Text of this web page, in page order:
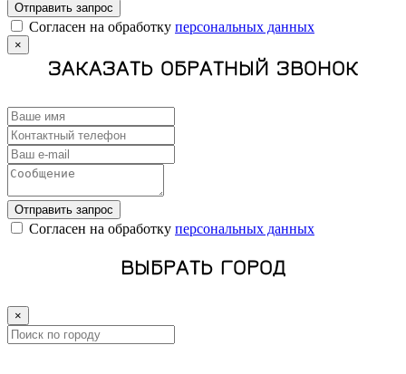
Отправить запрос
Cогласен на обработку персональных данных
×
ЗАКАЗАТЬ ОБРАТНЫЙ ЗВОНОК
Отправить запрос
Cогласен на обработку персональных данных
ВЫБРАТЬ ГОРОД
×